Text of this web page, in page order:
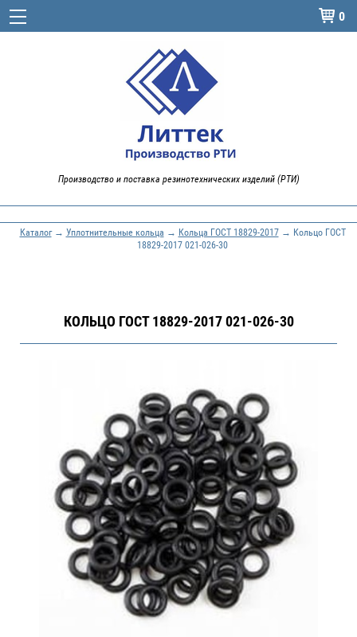
 0
Производство и поставка резинотехнических изделий (РТИ)
Каталог→ Уплотнительные кольца → Кольца ГОСТ 18829-2017→ Кольцо ГОСТ
18829-2017 021-026-30
КОЛЬЦО ГОСТ 18829-2017 021-026-30